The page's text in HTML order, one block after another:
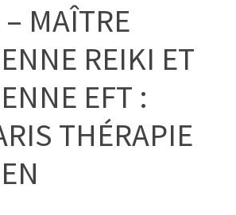
MAÎTRE
REIKI ET
EFT :
THÉRAPIE